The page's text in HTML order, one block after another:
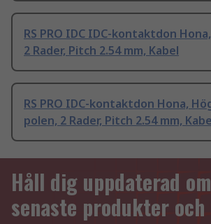
RS PRO IDC IDC-kontaktdon
2 Rader, Pitch 2.54 mm, Kabel
RS PRO IDC-kontaktdon Hona,
polen, 2 Rader, Pitch 2.54 mm,
Håll dig uppdaterad
senaste produkter